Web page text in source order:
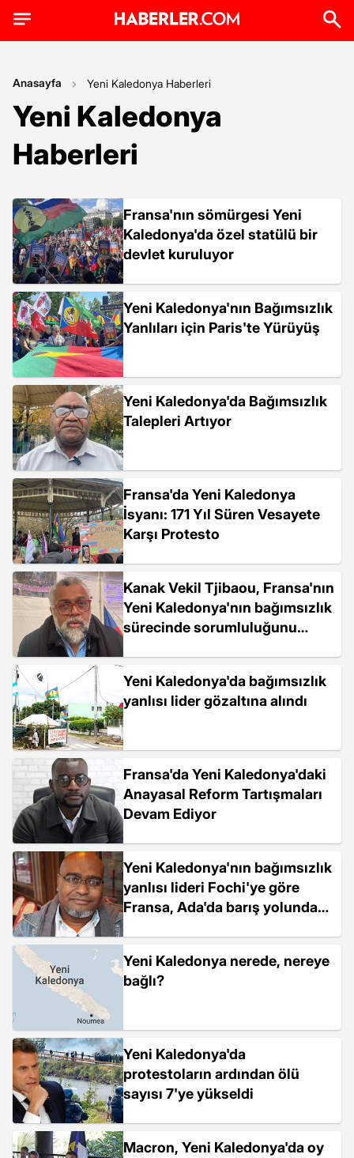
Anasayfa Yeni Kaledonya Haberleri
Yeni Kaledonya
Haberleri
Fransa'nın sömürgesi Yeni
Kaledonya'da özel statülü bir
devlet kuruluyor
Yeni Kaledonya'nın Bağımsızlık
Yanlıları için Paris'te Yürüyüş
Yeni Kaledonya'da Bağımsızlık
Talepleri Artıyor
Fransa'da Yeni Kaledonya
İsyanı: 171 Yıl Süren Vesayete
Karşı Protesto
Kanak Vekil Tjibaou, Fransa'nın
Yeni Kaledonya'nın bağımsızlık
sürecinde sorumluluğunu
Yeni Kaledonya'da bağımsızlık
yanlısı lider gözaltına alındı
Fransa'da Yeni Kaledonya'daki
Anayasal Reform Tartışmaları
Devam Ediyor
Yeni Kaledonya'nın bağımsızlık
yanlısı lideri Fochi'ye göre
Fransa, Ada'da barış yolundan
Yeni Kaledonya nerede, nereye
bağlı?
Yeni Kaledonya'da
protestoların ardından ölü
sayısı 7'ye yükseldi
Macron, Yeni Kaledonya'da oy